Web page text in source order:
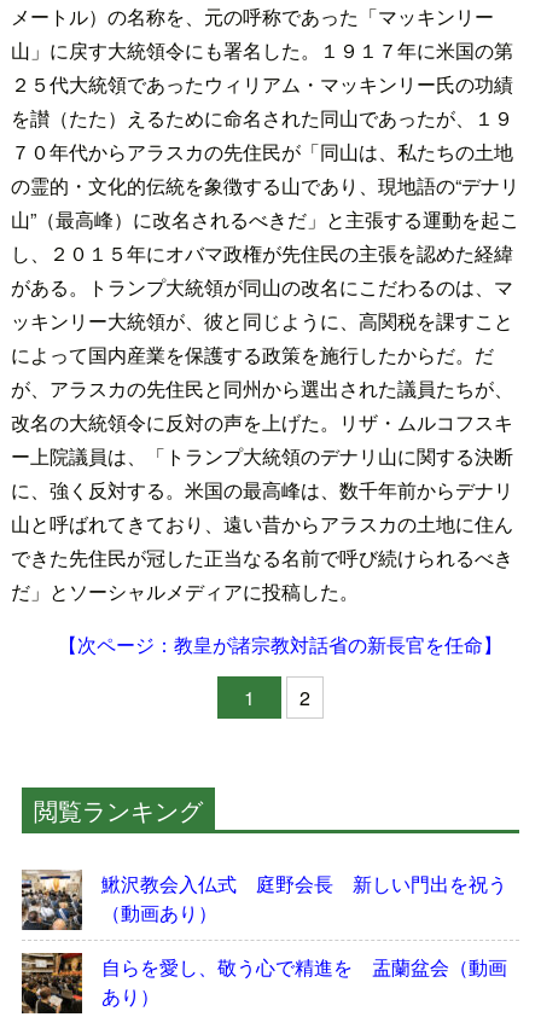
メートル）の名称を、元の呼称であった「マッキンリー
山」に戻す大統領令にも署名した。１９１７年に米国の第
２５代大統領であったウィリアム・マッキンリー氏の功績
を讃（たた）えるために命名された同山であったが、１９
７０年代からアラスカの先住民が「同山は、私たちの土地
の霊的・文化的伝統を象徴する山であり、現地語の“デナリ
山”（最高峰）に改名されるべきだ」と主張する運動を起こ
し、２０１５年にオバマ政権が先住民の主張を認めた経緯
がある。トランプ大統領が同山の改名にこだわるのは、マ
ッキンリー大統領が、彼と同じように、高関税を課すこと
によって国内産業を保護する政策を施行したからだ。だ
が、アラスカの先住民と同州から選出された議員たちが、
改名の大統領令に反対の声を上げた。リザ・ムルコフスキ
ー上院議員は、「トランプ大統領のデナリ山に関する決断
に、強く反対する。米国の最高峰は、数千年前からデナリ
山と呼ばれてきており、遠い昔からアラスカの土地に住ん
できた先住民が冠した正当なる名前で呼び続けられるべき
だ」とソーシャルメディアに投稿した。
【次ページ：教皇が諸宗教対話省の新長官を任命】
1
2
閲覧ランキング
鰍沢教会入仏式 庭野会長 新しい門出を祝う
（動画あり）
自らを愛し、敬う心で精進を 盂蘭盆会（動画
あり）